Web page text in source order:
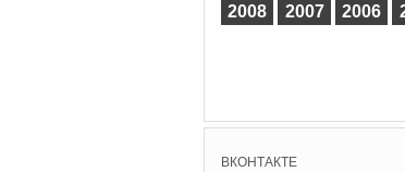
2008
2007 2006
ВКОНТАКТЕ